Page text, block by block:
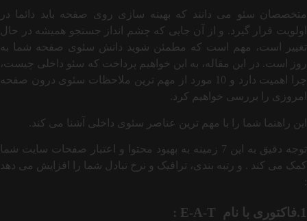
متخصصان سئو می دانند که بهینه سازی روی صفحه باید دائما در
اولویت قرار گیرد. و از آن جایی که چشم انداز جستجو همیشه در حال
تغییر است، مهم است که مطمئن شوید دانش سئوی صفحه شما به
روز است. در این مقاله، به این خواهیم پرداخت که سئو داخلی چیست،
چرا اهمیت دارد و 10 مورد از مهم ترین ملاحظات سئوی درون صفحه
امروزی را بررسی خواهیم کرد.
این راهنما شما را با مهم ترین عناصر سئوی داخلی آشنا می کند.
توجه دقیق به این 7 زمینه به بهبود محتوا و اعتبار صفحات سایت شما
کمک می کند . و رتبه بندی، ترافیک و نرخ تبادل شما را افزایش می دهد
:
1.فاکتوری با نام E-A-T :